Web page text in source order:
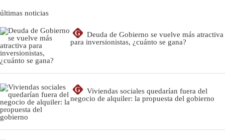
últimas noticias
G
Deuda de Gobierno se vuelve más atractiva
para inversionistas, ¿cuánto se gana?
G
Viviendas sociales quedarían fuera del
negocio de alquiler: la propuesta del gobierno